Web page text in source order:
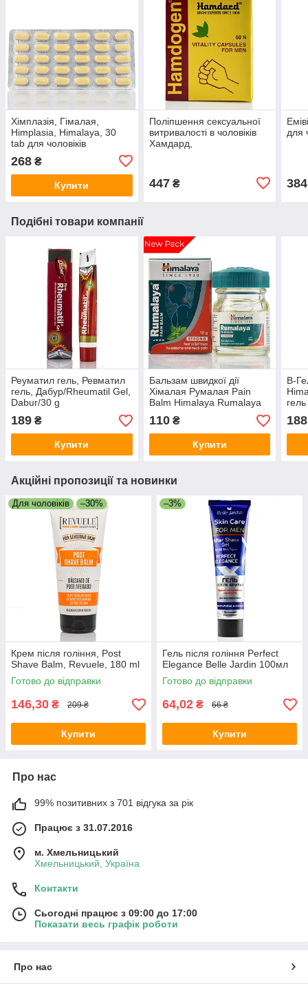
Хімплазія, Гімалая,
Himplasia, Himalaya, 30
tab для чоловіків
268 ₴
Купити
Поліпшення сексуальної
витривалості в чоловіків
Хамдард,
447₴
для
384
Подібні товари компанії
Реуматил гель, Ревматил
гель, Дабур/Rheumatil Gel,
Dabur/30 g
189 ₴
Купити
Бальзам швидкої дії
Хімалая Румалая Pain
Balm Himalaya Rumalaya
Strong 10 g
110₴
Купити
В-
188
Акційні пропозиції та новинки
Для чоловіків –30%
Крем після гоління, Post
Shave Balm, Revuele, 180 ml
Готово до відправки
146,30 ₴ 209 ₴
Купити
–3%
Гель після гоління Perfect
Elegance Belle Jardin 100мл
Готово до відправки
64,02 ₴ 66 ₴
Купити
Про нас
99% позитивних з 701 відгука за рік
Працює з 31.07.2016
м. Хмельницький
Хмельницький, Україна
Контакти
Сьогодні працює з 09:00 до 17:00
Показати весь графік роботи
Про нас